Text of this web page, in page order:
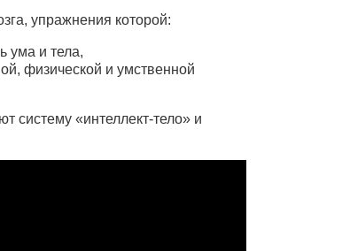
упражнения которой:
ума и тела,
физической и умственной
систему «интеллект-тело» и